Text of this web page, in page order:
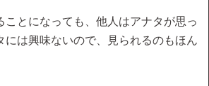
ことになっても、他人はアナタが思っ
には興味ないので、見られるのもほん